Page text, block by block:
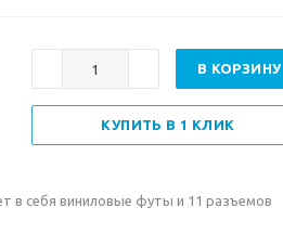
В КОРЗИНУ
КУПИТЬ В 1 КЛИК
в себя виниловые футы и 11 разъемов